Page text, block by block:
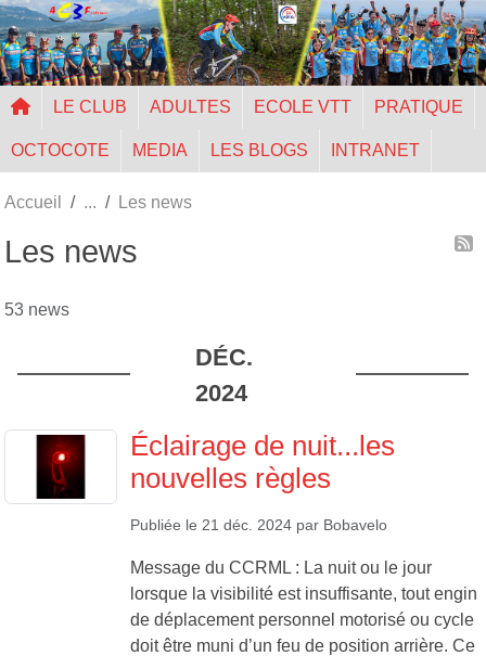
LE CLUB ADULTES ECOLE VTT PRATIQUE
OCTOCOTE MEDIA LES BLOGS INTRANET
Accueil Les news
Les news
53 news
DÉC.
2024
Éclairage de nuit...les
nouvelles règles
Publiée le 21 déc. 2024 par Bobavelo
Message du CCRML : La nuit ou le jour
lorsque la visibilité est insuffisante, tout engin
de déplacement personnel motorisé ou cycle
doit être muni d’un feu de position arrière. Ce
Panneau de gestion des cookies